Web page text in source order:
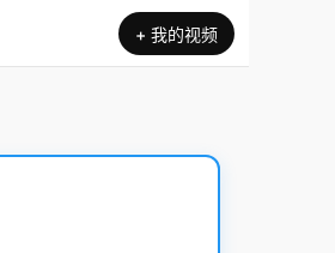
+ 我的视频